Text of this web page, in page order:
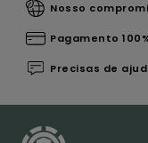
Nosso
Pagamento
Precisas de